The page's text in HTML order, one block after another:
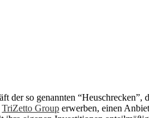
der so genannten
TriZetto Group erwerben, einen